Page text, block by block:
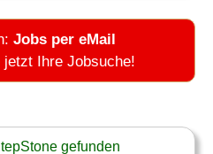
Jobs per eMail
Ihre Jobsuche!
gefunden